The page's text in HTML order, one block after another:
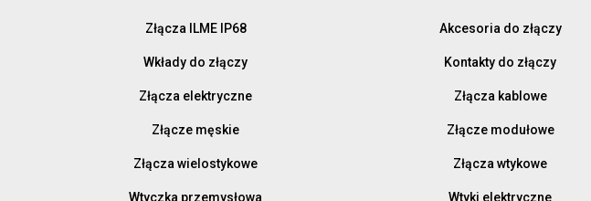
Złącza ILME IP68
Wkłady do złączy
Złącza elektryczne
Złącze męskie
Złącza wielostykowe
Wtyczka przemysłowa
Akcesoria do złączy
Kontakty do złączy
Złącza kablowe
Złącze modułowe
Złącza wtykowe
Wtyki elektryczne